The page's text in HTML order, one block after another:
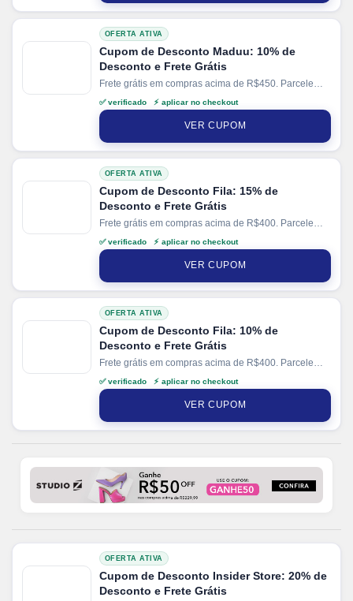
OFERTA ATIVA
Cupom de Desconto Maduu: 10% de
Desconto e Frete Grátis
Frete grátis em compras acima de R$450. Parcele
suas compras em até 6x sem juros no cartão. Ganhe
+ 10% de cashback direto no siteMaduu.
✅ verificado ⚡ aplicar no checkout
VER CUPOM
OFERTA ATIVA
Cupom de Desconto Fila: 15% de
Desconto e Frete Grátis
Frete grátis em compras acima de R$400. Parcele
suas compras em até 10x sem juros no cartão. Ganhe
+ 10% de desconto em pagamentos via PIX. Valido
em produtos selecionados.
✅ verificado ⚡ aplicar no checkout
VER CUPOM
OFERTA ATIVA
Cupom de Desconto Fila: 10% de
Desconto e Frete Grátis
Frete grátis em compras acima de R$400. Parcele
suas compras em até 10x sem juros no cartão. Ganhe
+ 10% de desconto em pagamentos via PIX.
✅ verificado ⚡ aplicar no checkout
VER CUPOM
OFERTA ATIVA
Cupom de Desconto Insider Store: 20% de
Desconto e Frete Grátis